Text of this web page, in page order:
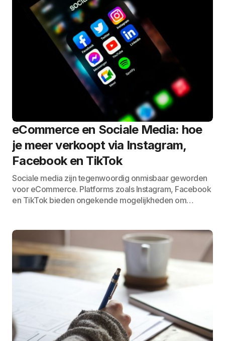
eCommerce en Sociale Media: hoe
je meer verkoopt via Instagram,
Facebook en TikTok
Sociale media zijn tegenwoordig onmisbaar geworden
voor eCommerce. Platforms zoals Instagram, Facebook
en TikTok bieden ongekende mogelijkheden om…